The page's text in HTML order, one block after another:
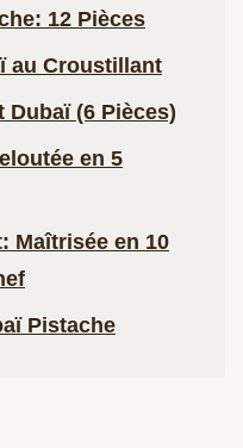
12 Pièces
au Croustillant
Dubaï (6 Pièces)
en 5
Maîtrisée en 10
Pistache